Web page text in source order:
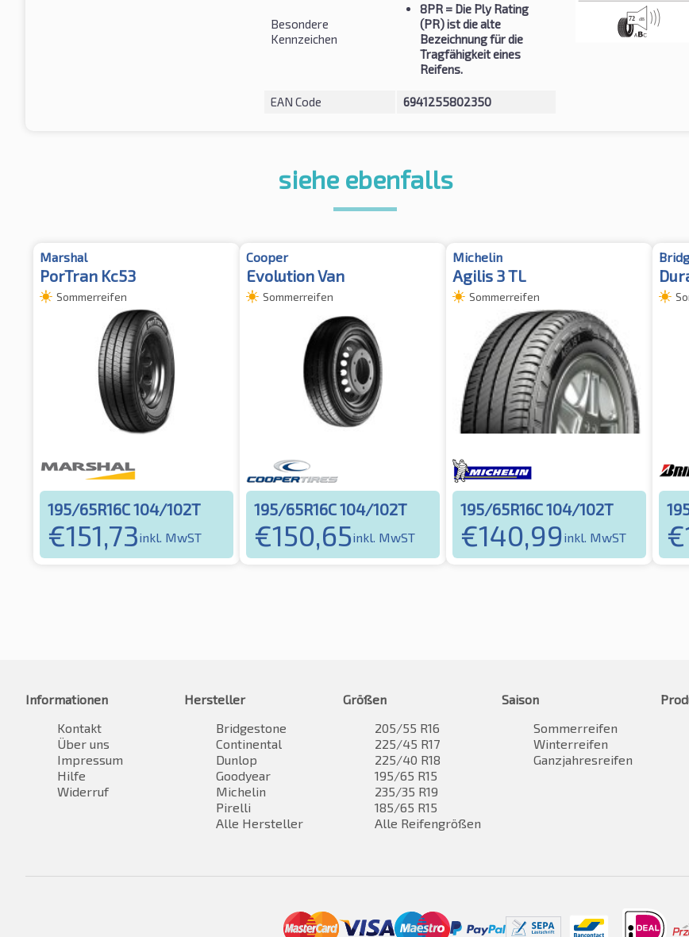
Besondere
Kennzeichen
8PR= Die Ply Rating
(PR) ist die alte
Bezeichnung für die
Tragfähigkeit eines
Reifens.
EAN Code 6941255802350
siehe ebenfalls
Marshal
PorTran Kc53
Sommerreifen
195/65R16C 104/102T
€151,73inkl. MwST
Cooper
Evolution Van
Sommerreifen
195/65R16C 104/102T
€150,65inkl. MwST
Michelin
Agilis 3 TL
Sommerreifen
195/65R16C 104/102T
€140,99inkl. MwST €
Informationen
Kontakt
Über uns
Impressum
Hilfe
Widerruf
Hersteller
Bridgestone
Continental
Dunlop
Goodyear
Michelin
Pirelli
Alle Hersteller
Größen
205/55 R16
225/45 R17
225/40 R18
195/65 R15
235/35 R19
185/65 R15
Alle Reifengrößen
Saison
Sommerreifen
Winterreifen
Ganzjahresreifen